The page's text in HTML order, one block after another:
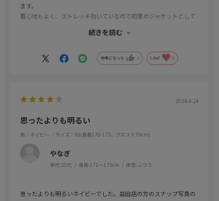
ます。
着心地もよく、ストレッチ効いているので初夏のジャケットとして
続きを読む
参考になった 1 Like! 0
2026.4.24
思ったよりも明るい
色：ネイビー ／サイズ：Y6(身長170-175、ウエスト78cm)
やなぎ
年代:20代 身長:171～175cm 体型:ふつう
思ったよりも明るいネイビーでした。益田店の方のスナップ写真の